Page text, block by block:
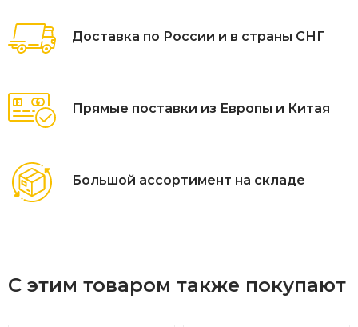
Устойчивость скамейки «Сколково» к атмосферным
Доставка по России и в страны СНГ
Прямые поставки из Европы и Китая
Большой ассортимент на складе
С этим товаром также покупают